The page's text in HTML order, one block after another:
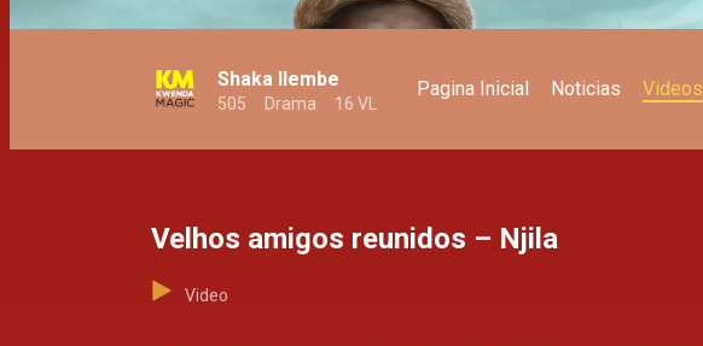
Shaka Ilembe
505 Drama 16 VL
Pagina Inicial Noticias Videos
Velhos amigos reunidos – Njila
Video